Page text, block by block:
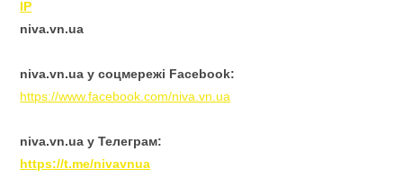
IP
niva.vn.ua
niva.vn.uaу соцмережі Facebook:
https://www.facebook.com/niva.vn.ua
niva.vn.uaу Телеграм:
https://t.me/nivavnua